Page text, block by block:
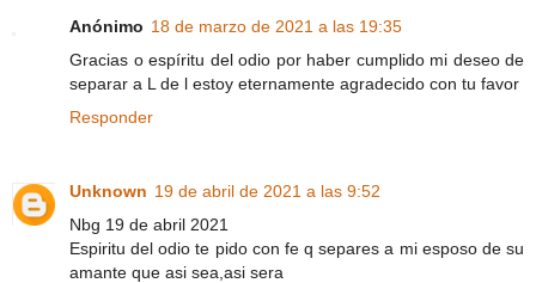
Anónimo 18 de marzo de 2021 a las 19:35
Gracias o espíritu del odio por haber cumplido mi deseo de
separar a L de l estoy eternamente agradecido con tu favor
Responder
Unknown 19 de abril de 2021 a las 9:52
Nbg 19 de abril 2021
Espiritu del odio te pido con fe q separes a mi esposo de su
amante que asi sea,asi sera